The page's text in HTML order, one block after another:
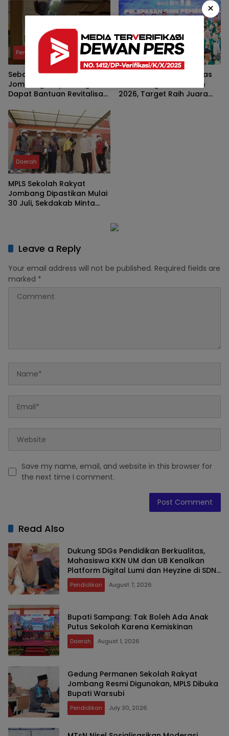
Pendidikan
Sebanyak 28 SD di
Jombang Berpeluang
Dapat Bantuan Revitalisasi,
Pendidikan
Gubernur Khofifah Lepas
45 Kontingen LKS Jatim
2026, Target Raih Juara
Daerah
MPLS Sekolah Rakyat
Jombang Dipastikan Mulai
30 Juli, Sekdakab Minta
Leave a Reply
Your email address will not be published. Required fields are
marked *
Save my name, email, and website in this browser for
the next time I comment.
Read Also
Dukung SDGs Pendidikan Berkualitas,
Mahasiswa KKN UM dan UB Kenalkan
Platform Digital Lumi dan Heyzine di SDN
Jeru
Pendidikan August 7, 2026
Bupati Sampang: Tak Boleh Ada Anak
Putus Sekolah Karena Kemiskinan
Daerah August 1, 2026
Gedung Permanen Sekolah Rakyat
Jombang Resmi Digunakan, MPLS Dibuka
Bupati Warsubi
Pendidikan July 30, 2026
×